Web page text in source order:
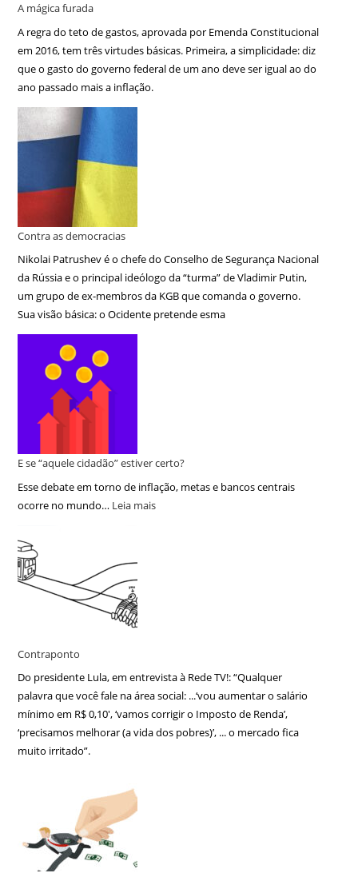
A mágica furada
A regra do teto de gastos, aprovada por Emenda Constitucional
em 2016, tem três virtudes básicas. Primeira, a simplicidade: diz
que o gasto do governo federal de um ano deve ser igual ao do
ano passado mais a inflação.
Contra as democracias
Nikolai Patrushev é o chefe do Conselho de Segurança Nacional
da Rússia e o principal ideólogo da “turma” de Vladimir Putin,
um grupo de ex-membros da KGB que comanda o governo.
Sua visão básica: o Ocidente pretende esma
E se “aquele cidadão” estiver certo?
Esse debate em torno de inflação, metas e bancos centrais
ocorre no mundo… Leia mais
Contraponto
Do presidente Lula, em entrevista à Rede TV!: “Qualquer
palavra que você fale na área social: ...‘vou aumentar o salário
mínimo em R$ 0,10′, ‘vamos corrigir o Imposto de Renda’,
‘precisamos melhorar (a vida dos pobres)’, ... o mercado fica
muito irritado”.